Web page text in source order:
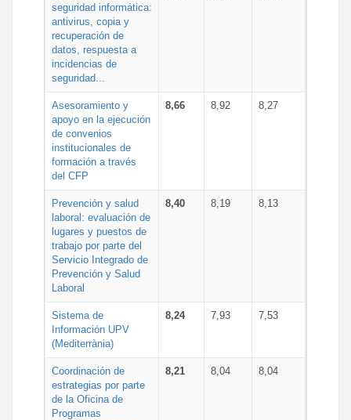
seguridad informática:
antivirus, copia y
recuperación de
datos, respuesta a
incidencias de
seguridad...
Asesoramiento y
apoyo en la ejecución
de convenios
institucionales de
formación a través
del CFP
8,66 8,92 8,27
Prevención y salud
laboral: evaluación de
lugares y puestos de
trabajo por parte del
Servicio Integrado de
Prevención y Salud
Laboral
8,40 8,19 8,13
Sistema de
Información UPV
(Mediterrània)
8,24 7,93 7,53
Coordinación de
estrategias por parte
de la Oficina de
Programas
8,21 8,04 8,04